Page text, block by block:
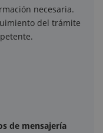
necesaria.
del trámite
de mensajería